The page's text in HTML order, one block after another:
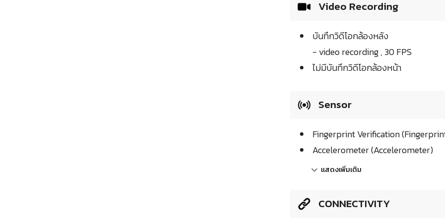
Video Recording
บันทึกวิดีโอกล้องหลัง
- video recording , 30 FPS
ไม่มีบันทึกวิดีโอกล้องหน้า
Sensor
Fingerprint Verification
Accelerometer (Accelerometer)
แสดงเพิ่มเติม
CONNECTIVITY